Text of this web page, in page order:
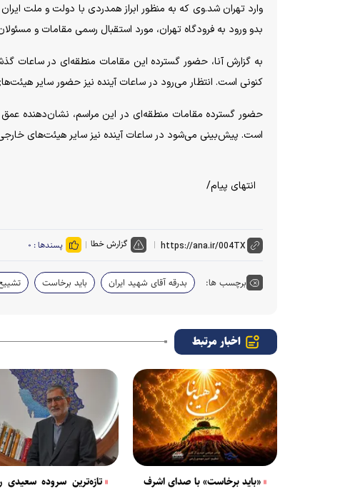
وارد تهران شد.وی که به منظور ابراز همدردی با دولت و ملت
بدو ورود به فرودگاه تهران، مورد استقبال رسمی مقامات و
به گزارش آنا، حضور گسترده این مقامات منطقه‌ای در ساعات
کنونی است. انتظار می‌رود در ساعات آینده نیز حضور سایر
حضور گسترده مقامات منطقه‌ای در این مراسم، نشان‌دهنده عمق
است. پیش‌بینی می‌شود در ساعات آینده نیز سایر هیئت‌های
انتهای پیام/
گزارش خطا پسندها : ۰
برچسب ها: بدرقه آقای شهید ایران باید برخاست
اخبار مرتبط
«باید برخاست» با صدای اشرف
تازه‌ترین سروده سعیدی